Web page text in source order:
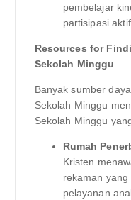
pembelajar
partisipasi aktif.
Resources for
Sekolah Minggu
Banyak sumber
Sekolah Minggu
Sekolah Minggu
Rumah
Kristen
rekaman
pelayanan